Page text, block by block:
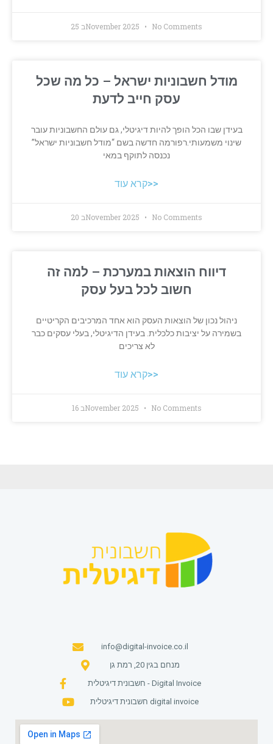
25 בNovember 2025 No Comments
מודל חשבוניות ישראל – כל מה שכל
עסק חייב לדעת
בעידן שבו הכל הופך להיות דיגיטלי, גם עולם החשבוניות עובר
שינוי משמעותי.רפורמה חדשה בשם “מודל חשבוניות ישראל”
נכנסה לתוקף במאי
קרא עוד>>
20 בNovember 2025 No Comments
דיווח הוצאות במערכת – למה זה
חשוב לכל בעל עסק
ניהול נכון של הוצאות העסק הוא אחד המרכיבים הקריטיים
בשמירה על יציבות כלכלית. בעידן הדיגיטלי, בעלי עסקים כבר
לא צריכים
קרא עוד>>
16 בNovember 2025 No Comments
info@digital-invoice.co.il
מנחם בגין 20, רמת גן
חשבונית דיגיטלית - Digital Invoice
חשבונית דיגיטלית digital invoice